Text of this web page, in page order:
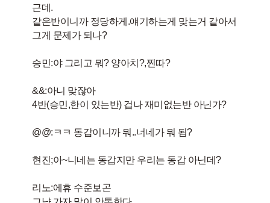
근데.
같은반이니까 정당하게.얘기하는게 맞는거 같아서
그게 문제가 되나?
승민:야 그리고 뭐? 양아치?,찐따?
&&:아니 맞잖아
4반(승민,한이 있는반) 겁나 재미없는반 아닌가?
@@:ㅋㅋ 동갑이니까 뭐..너네가 뭐 됨?
현진;아~니네는 동갑지만 우리는 동갑 아닌데?
리노:에휴 수준보곤